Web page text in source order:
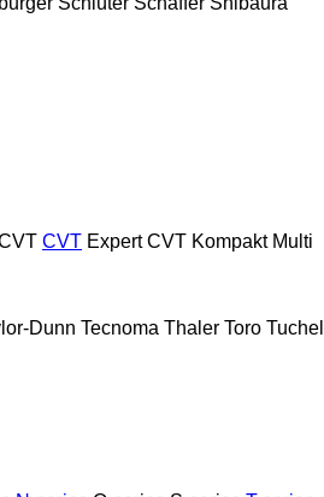
CVT Expert CVT Kompakt Multi
Dunn Tecnoma Thaler Toro Tuchel